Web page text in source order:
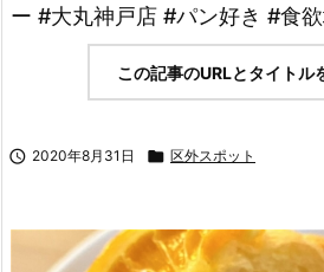
ー #大丸神戸店 #パン好き #食
この記事のURLとタイトル
 2020年8月31日  区外スポット